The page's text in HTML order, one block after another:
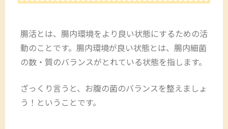
腸活とは、腸内環境をより良い状態にするための活
動のことです。腸内環境が良い状態とは、腸内細菌
の数・質のバランスがとれている状態を指します。
ざっくり言うと、お腹の菌のバランスを整えましょ
う！ということです。